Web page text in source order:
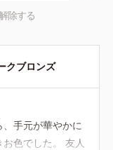
除する
クブロンズ
手元が華やかに
色でした。 友人